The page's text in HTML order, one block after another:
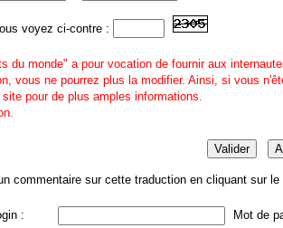
voyez ci-contre :
du monde" a pour vocation de fournir aux
vous ne pourrez plus la modifier. Ainsi, si vous
pour de plus amples informations.
commentaire sur cette traduction en cliquant sur
: Mot de